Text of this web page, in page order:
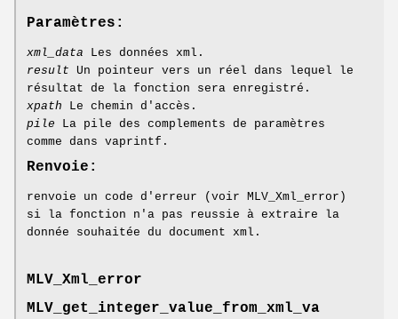
Paramètres:
xml_data Les données xml.
result Un pointeur vers un réel dans lequel le
résultat de la fonction sera enregistré.
xpath Le chemin d'accès.
pile La pile des complements de paramètres
comme dans vaprintf.
Renvoie:
renvoie un code d'erreur (voir MLV_Xml_error)
si la fonction n'a pas reussie à extraire la
donnée souhaitée du document xml.
MLV_Xml_error
MLV_get_integer_value_from_xml_va